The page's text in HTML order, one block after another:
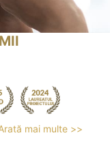
mai multe >>